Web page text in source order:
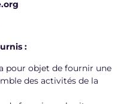
:
pour objet de fournir une
des activités de la